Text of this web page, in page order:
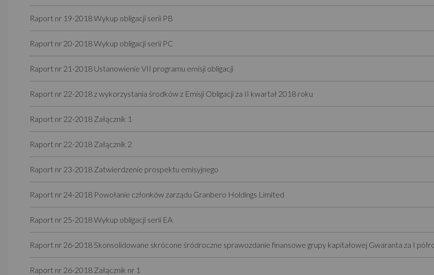
Raport nr 19-2018 Wykup obligacji serii PB
Raport nr 20-2018 Wykup obligacji serii PC
Raport nr 21-2018 Ustanowienie VII programu emisji obligacji
Raport nr 22-2018 z wykorzystania środków z Emisji Obligacji za II kwartał 2018 roku
Raport nr 22-2018 Załącznik 1
Raport nr 22-2018 Załącznik 2
Raport nr 23-2018 Zatwierdzenie prospektu emisyjnego
Raport nr 24-2018 Powołanie członków zarządu Granbero Holdings Limited
Raport nr 25-2018 Wykup obligacji serii EA
Raport nr 26-2018 Skonsolidowane skrócone śródroczne sprawozdanie finansowe grupy kapitałowej Gwaranta za I
Raport nr 26-2018 Załącznik nr 1